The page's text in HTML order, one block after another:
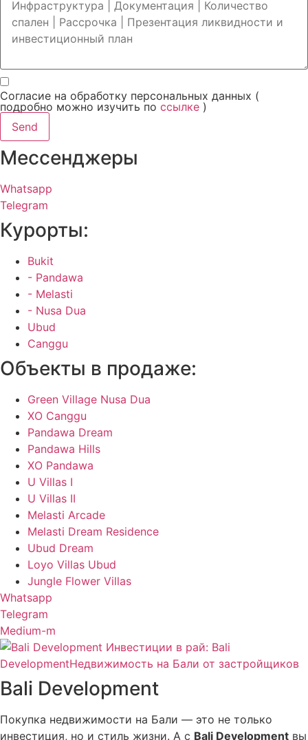
Согласие на обработку персональных данных (
подробно можно изучить по ссылке )
Send
Мессенджеры
Whatsapp
Telegram
Курорты:
Bukit
- Pandawa
- Melasti
- Nusa Dua
Ubud
Canggu
Объекты в продаже:
Green Village Nusa Dua
XO Canggu
Pandawa Dream
Pandawa Hills
XO Pandawa
U Villas I
U Villas II
Melasti Arcade
Melasti Dream Residence
Ubud Dream
Loyo Villas Ubud
Jungle Flower Villas
Whatsapp
Telegram
Medium-m
Bali Development
Покупка недвижимости на Бали — это не только
инвестиция, но и стиль жизни. А с Bali Development вы